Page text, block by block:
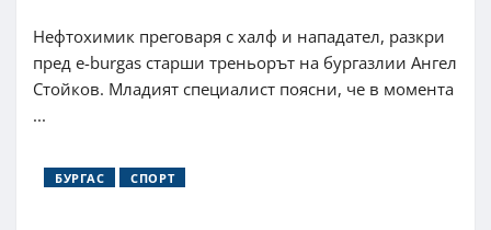
Нефтохимик преговаря с халф и нападател, разкри
пред e-burgas старши треньорът на бургазлии Ангел
Стойков. Младият специалист поясни, че в момента
...
БУРГАС СПОРТ